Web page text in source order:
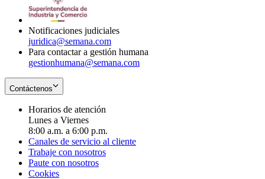
Notificaciones judiciales
juridica@semana.com
Para contactar a gestión humana
gestionhumana@semana.com
Contáctenos
Horarios de atención
Lunes a Viernes
8:00 a.m. a 6:00 p.m.
Canales de servicio al cliente
Trabaje con nosotros
Paute con nosotros
Cookies